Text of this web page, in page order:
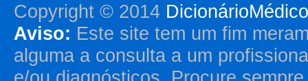
Copyright © 2014
Aviso: Este site tem um fim
alguma a consulta a um